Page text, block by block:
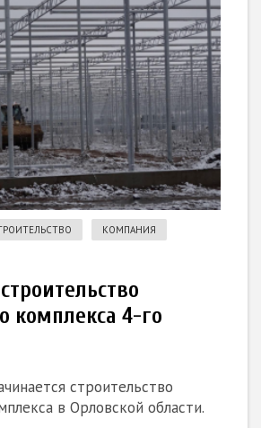
КОМПАНИЯ
комплекса 4-го
строительство
в Орловской области.